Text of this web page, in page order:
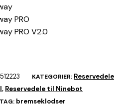
PRO
PRO V2.0
KATEGORIER: Reservedele
, Reservedele til Ninebot
TAG: bremseklodser